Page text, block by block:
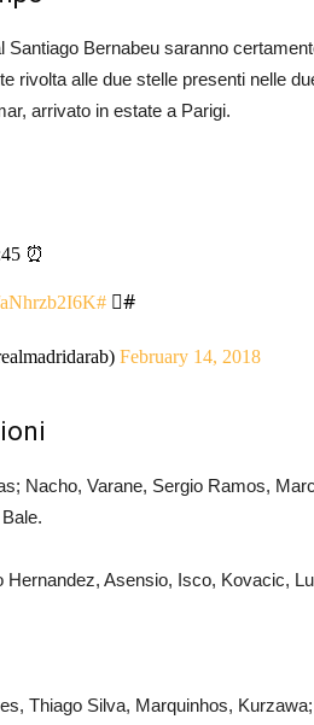
Santiago Bernabeu saranno
rivolta alle due stelle presenti nelle
arrivato in estate a Parigi.
⏰ 10:45 بتوقيت مكة المكرمة
#⃣
#RMUCL
February 14, 2018
Nacho, Varane, Sergio Ramos,
Hernandez, Asensio, Isco, Kovacic,
Thiago Silva, Marquinhos,